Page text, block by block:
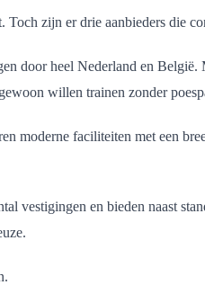
zijn er drie aanbieders die
door heel Nederland en
willen trainen zonder
moderne faciliteiten met een
vestigingen en bieden naast